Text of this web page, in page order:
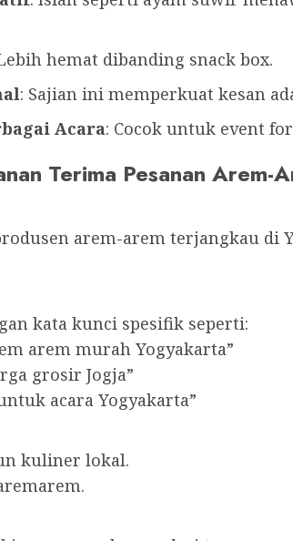
hemat dibanding snack box.
: Sajian ini memperkuat kesan
Acara: Cocok untuk event
Terima Pesanan Arem-
arem-arem terjangkau di
kata kunci spesifik seperti:
arem murah Yogyakarta”
grosir Jogja”
acara Yogyakarta”
kuliner lokal.